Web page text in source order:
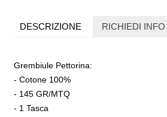
DESCRIZIONE RICHIEDI INFO
Grembiule Pettorina:
- Cotone 100%
- 145 GR/MTQ
- 1 Tasca